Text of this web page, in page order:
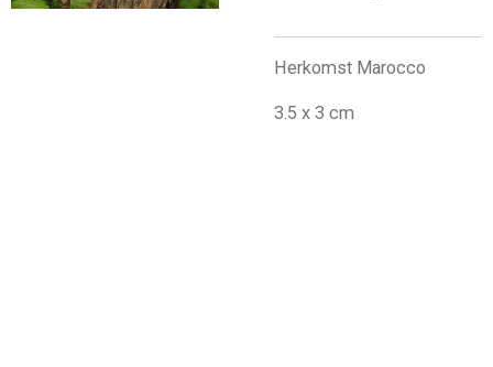
Herkomst Marocco
3.5 x 3 cm